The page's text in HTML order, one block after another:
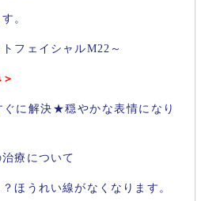
。
フェイシャルM22～
ぐに解決★穏やかな表情になり
療について
ほうれい線がなくなります。